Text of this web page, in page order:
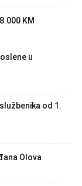
KM
u
od 1.
Olova